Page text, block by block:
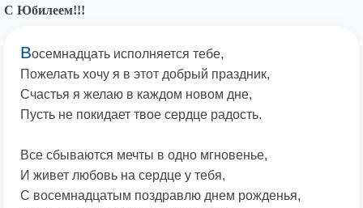
С Юбилеем!!!
Восемнадцать исполняется тебе,
Пожелать хочу я в этот добрый праздник,
Счастья я желаю в каждом новом дне,
Пусть не покидает твое сердце радость.
Все сбываются мечты в одно мгновенье,
И живет любовь на сердце у тебя,
С восемнадцатым поздравлю днем рожденья,